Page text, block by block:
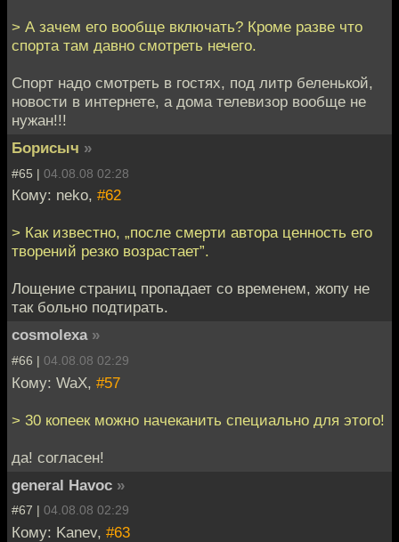
> А зачем его вообще включать? Кроме разве что
спорта там давно смотреть нечего.
Спорт надо смотреть в гостях, под литр беленькой,
новости в интернете, а дома телевизор вообще не
нужан!!!
Борисыч »
#65 | 04.08.08 02:28
Кому: neko, #62
> Как известно, „после смерти автора ценность его
творений резко возрастает”.
Лощение страниц пропадает со временем, жопу не
так больно подтирать.
cosmolexa »
#66 | 04.08.08 02:29
Кому: WaX, #57
> 30 копеек можно начеканить специально для этого!
да! согласен!
general Havoc »
#67 | 04.08.08 02:29
Кому: Kanev, #63